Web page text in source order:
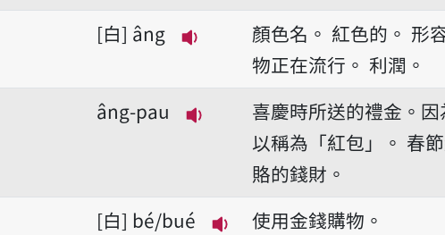
播放音讀ān-siàu
白 âng
播放音讀âng
顏色名。 紅色的。 形
物正在流行。 利潤。
âng-pau
播放音讀âng-pau
喜慶時所送的禮金。
以稱為「紅包」。 春
賂的錢財。
白 bé/bué
使用金錢購物。